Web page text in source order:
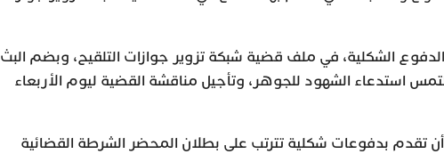
الشكلية، في ملف قضية شبكة تزوير جوازات التلقيح، وبضم البث
استدعاء الشهود للجوهر، وتأجيل مناقشة القضية ليوم الأربعاء
تقدم بدفوعات شكلية تترتب على بطلان المحضر الشرطة القضائية